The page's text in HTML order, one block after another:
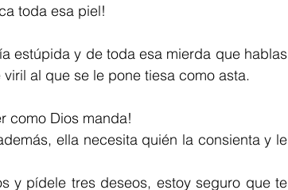
toda esa piel!
estúpida y de toda esa mierda que hablas
al que se le pone tiesa como asta.
como Dios manda!
ella necesita quién la consienta y le
y pídele tres deseos, estoy seguro que te